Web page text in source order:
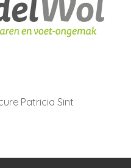
Patricia Sint